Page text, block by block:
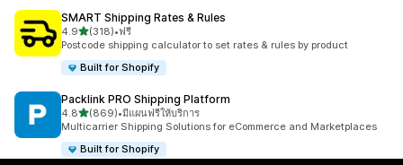
SMART Shipping Rates & Rules
4.9เต็ม 5 ดาว
(318)
ทั้งหมด 318 รีวิว
•ฟรี
Postcode shipping calculator to set rates & rules by product
Built for Shopify
Packlink PRO Shipping Platform
4.8เต็ม 5 ดาว
(869)
ทั้งหมด 869 รีวิว
•มีแผนฟรีให้บริการ
Multicarrier Shipping Solutions for eCommerce and Marketplaces
Built for Shopify